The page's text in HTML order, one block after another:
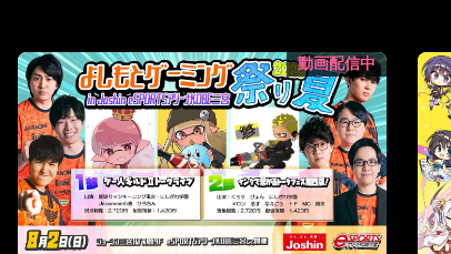
動画配信中